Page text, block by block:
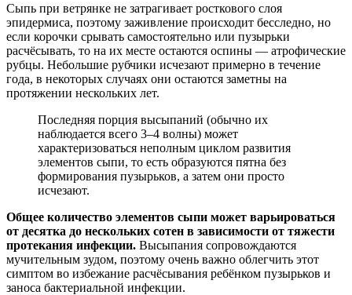
Сыпь при ветрянке не затрагивает росткового слоя
эпидермиса, поэтому заживление происходит бесследно, но
если корочки срывать самостоятельно или пузырьки
расчёсывать, то на их месте остаются оспины — атрофические
рубцы. Небольшие рубчики исчезают примерно в течение
года, в некоторых случаях они остаются заметны на
протяжении нескольких лет.
Последняя порция высыпаний (обычно их
наблюдается всего 3–4 волны) может
характеризоваться неполным циклом развития
элементов сыпи, то есть образуются пятна без
формирования пузырьков, а затем они просто
исчезают.
Общее количество элементов сыпи может варьироваться
от десятка до нескольких сотен в зависимости от тяжести
протекания инфекции. Высыпания сопровождаются
мучительным зудом, поэтому очень важно облегчить этот
симптом во избежание расчёсывания ребёнком пузырьков и
заноса бактериальной инфекции.